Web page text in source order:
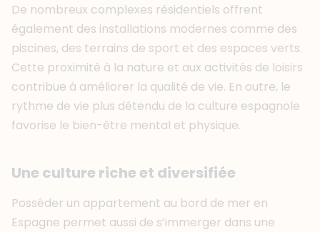
De nombreux complexes résidentiels offrent
également des installations modernes comme des
piscines, des terrains de sport et des espaces verts.
Cette proximité à la nature et aux activités de loisirs
contribue à améliorer la qualité de vie. En outre, le
rythme de vie plus détendu de la culture espagnole
favorise le bien-être mental et physique.
Une culture riche et diversifiée
Posséder un appartement au bord de mer en
Espagne permet aussi de s’immerger dans une